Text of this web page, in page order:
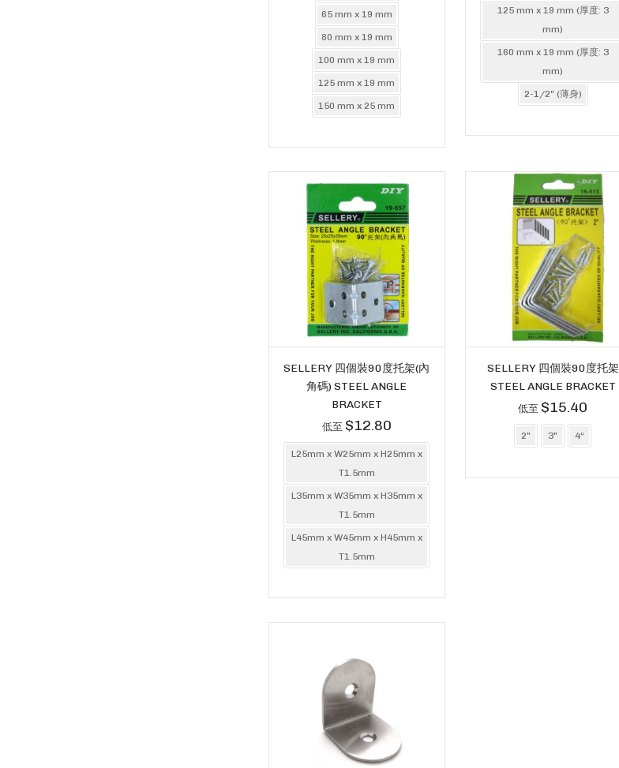
65 mm x 19 mm
80 mm x 19 mm
100 mm x 19 mm
125 mm x 19 mm
150 mm x 25 mm
125 mm x 19 mm (厚度: 3
mm)
160 mm x 19 mm (厚度: 3
mm)
2-1/2" (薄身)
SELLERY 四個裝90度托架(內
角碼) STEEL ANGLE
BRACKET
低至 $12.80
L25mm x W25mm x H25mm x
T1.5mm
L35mm x W35mm x H35mm x
T1.5mm
L45mm x W45mm x H45mm x
T1.5mm
SELLERY 四個裝90度托架
STEEL ANGLE BRACKET
低至 $15.40
2" 3" 4“